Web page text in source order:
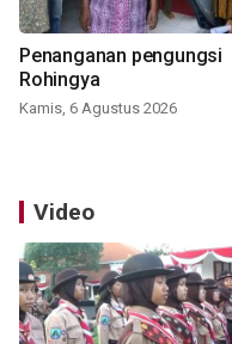
Penanganan pengungsi
Rohingya
Kamis, 6 Agustus 2026
Video